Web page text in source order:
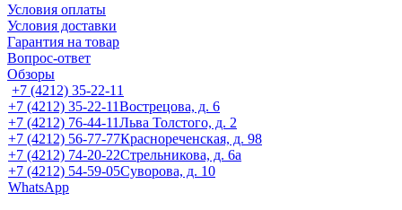
Условия оплаты
Условия доставки
Гарантия на товар
Вопрос-ответ
Обзоры
+7 (4212) 35-22-11
+7 (4212) 35-22-11Вострецова, д. 6
+7 (4212) 76-44-11Льва Толстого, д. 2
+7 (4212) 56-77-77Краснореченская, д. 98
+7 (4212) 74-20-22Стрельникова, д. 6а
+7 (4212) 54-59-05Суворова, д. 10
WhatsApp